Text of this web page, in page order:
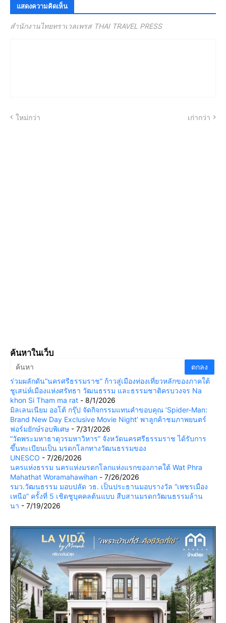
แสดงความคิดเห็น
สำนักงานไทยทราเวลเพรส THAI TRAVEL PRESS
ใหม่กว่า เก่ากว่า
ค้นหาในเว็บ
ร่วมผลักดัน“นครศรีธรรมราช” ก้าวสู่เมืองท่องเที่ยวหลักของภาคใต้
ชูเสน่ห์เมืองแห่งศรัทธา วัฒนธรรม และธรรมชาติครบวงจร Na
khon Si Tham ma rat - 8/1/2026
มิลเลนเนียม ออโต้ กรุ๊ป จัดกิจกรรมแทนคำขอบคุณ ‘Spider-Man:
Brand New Day Exclusive Movie Night’ พาลูกค้าชมภาพยนตร์
ฟอร์มยักษ์รอบพิเศษ - 7/31/2026
“วัดพระมหาธาตุวรมหาวิหาร” จังหวัดนครศรีธรรมราช ได้รับการ
ขึ้นทะเบียนเป็น มรดกโลกทางวัฒนธรรมของ
UNESCO - 7/26/2026
นครแห่งธรรม นครแห่งมรดกโลกแห่งแรกของภาคใต้ Wat Phra
Mahathat Woramahawihan - 7/26/2026
รมว.วัฒนธรรม มอบปลัด วธ. เป็นประธานมอบรางวัล “เพชรเมือง
เหนือ” ครั้งที่ 5 เชิดชูบุคคลต้นแบบ สืบสานมรดกวัฒนธรรมล้าน
นา - 7/19/2026